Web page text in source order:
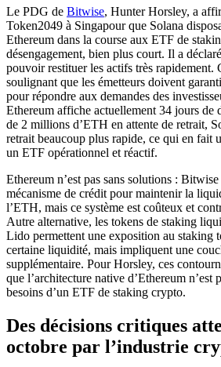
Le PDG de Bitwise, Hunter Horsley, a
Token2049 à Singapour que Solana
Ethereum dans la course aux ETF de
désengagement, bien plus court. Il a
pouvoir restituer les actifs très rapidement.
soulignant que les émetteurs doivent
pour répondre aux demandes des
Ethereum affiche actuellement 34 jours de
de 2 millions d’ETH en attente de retrait,
retrait beaucoup plus rapide, ce qui en fait
un ETF opérationnel et réactif.
Ethereum n’est pas sans solutions :
mécanisme de crédit pour maintenir la
l’ETH, mais ce système est coûteux et
Autre alternative, les tokens de staking
Lido permettent une exposition au staking
certaine liquidité, mais impliquent une
supplémentaire. Pour Horsley, ces
que l’architecture native d’Ethereum n’est
besoins d’un ETF de staking crypto.
Des décisions critiques
octobre par l’industrie